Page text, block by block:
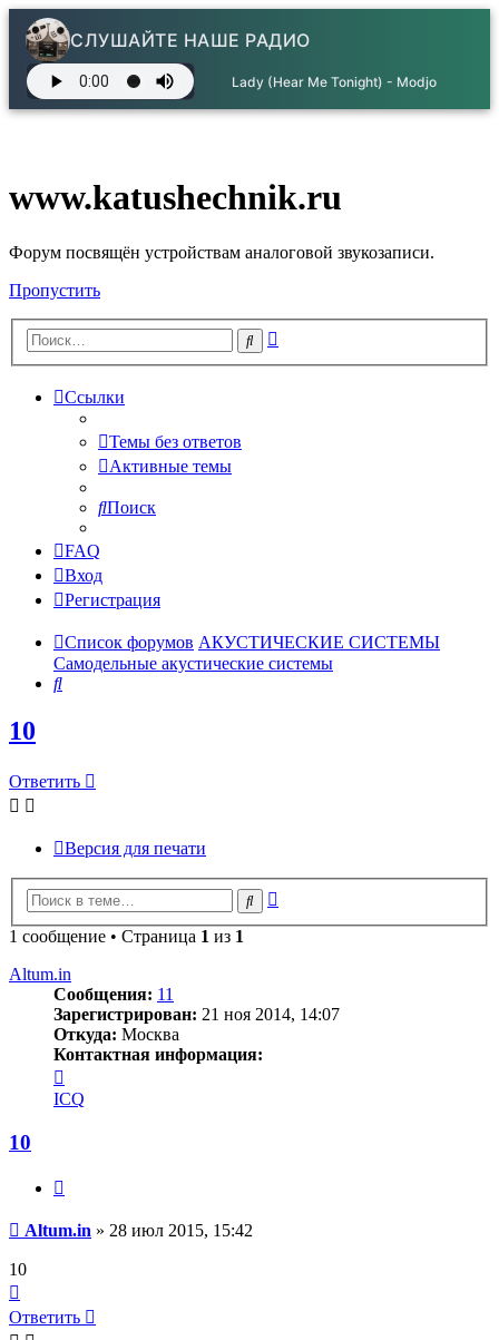
СЛУШАЙТЕ НАШЕ РАДИО
Lady (Hear Me Tonight) - Modjo
www.katushechnik.ru
Форум посвящён устройствам аналоговой звукозаписи.
Пропустить
Поиск
Ссылки
Темы без ответов
Активные темы
Поиск
FAQ
Вход
Регистрация
Список форумов АКУСТИЧЕСКИЕ СИСТЕМЫ
Самодельные акустические системы
Поиск
10
Ответить
Версия для печати
Поиск
1 сообщение • Страница 1 из 1
Altum.in
Сообщения: 11
Зарегистрирован: 21 ноя 2014, 14:07
Откуда: Москва
Контактная информация:
информация
пользователя
ICQ
10
Сообщение
Altum.in » 28 июл 2015, 15:42
10
к
началу
Ответить